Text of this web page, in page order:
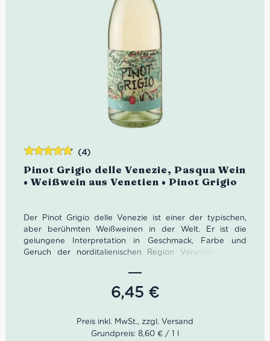
Pinot Grigio delle Venezie, Pasqua Wein
• Weißwein aus Venetien • Pinot Grigio
(4)
Der Pinot Grigio delle Venezie ist einer der typischen,
aber berühmten Weißweinen in der Welt.
Er ist die
gelungene Interpretation in Geschmack, Farbe und
Geruch der norditalienischen Region Venetien. Dieser
gewonnen. Darüber hinaus haben alle Weine der Traube
Pinot Grigio delle Venezie an Qualität gewonnen, warum
kannst du hier erfahren.
Gekühlt als Aperitif oder als Begleitung zu
6,45 €
mit4.75
von 5
Grundpreis: 8,60 € / 1 l